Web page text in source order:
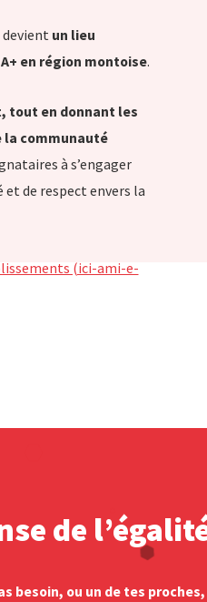
un lieu
en région montoise.
tout en donnant les
la communauté
à s’engager
de respect envers la
(ici-ami-e-
de
besoin, ou un de tes